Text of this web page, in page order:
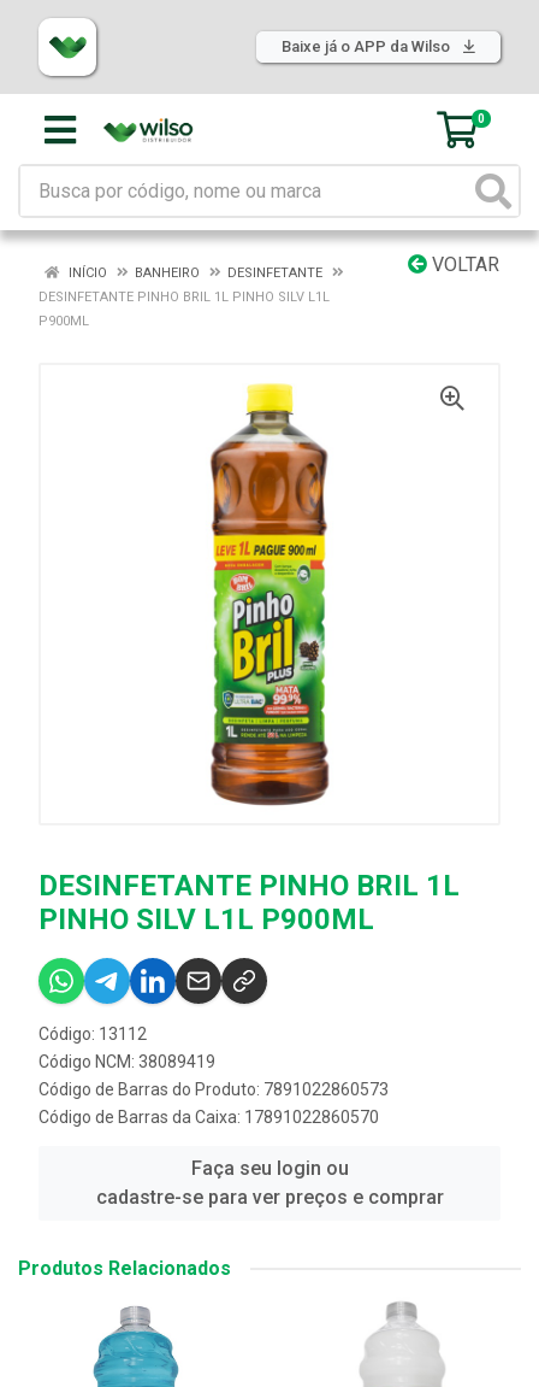
Baixe já o APP da Wilso
0
VOLTAR
INÍCIO BANHEIRO
DESINFETANTE
DESINFETANTE PINHO BRIL 1L PINHO SILV L1L
P900ML
DESINFETANTE PINHO BRIL 1L
PINHO SILV L1L P900ML
Código: 13112
Código NCM: 38089419
Código de Barras do Produto: 7891022860573
Código de Barras da Caixa: 17891022860570
Faça seu login ou
cadastre-se para ver preços e comprar
Produtos Relacionados